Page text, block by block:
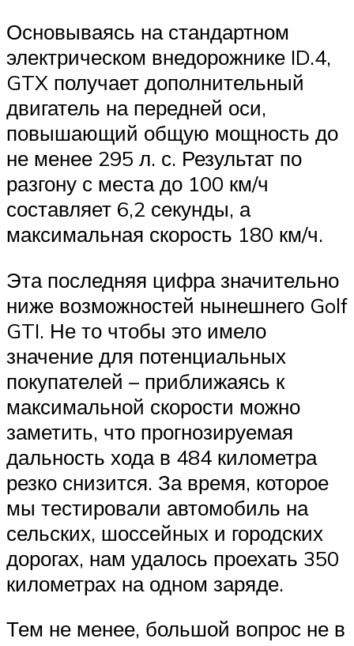
Основываясь на стандартном
электрическом внедорожнике ID.4,
GTX получает дополнительный
двигатель на передней оси,
повышающий общую мощность до
не менее 295 л. с. Результат по
разгону с места до 100 км/ч
составляет 6,2 секунды, а
максимальная скорость 180 км/ч.
Эта последняя цифра значительно
ниже возможностей нынешнего Golf
GTI. Не то чтобы это имело
значение для потенциальных
покупателей – приближаясь к
максимальной скорости можно
заметить, что прогнозируемая
дальность хода в 484 километра
резко снизится. За время, которое
мы тестировали автомобиль на
сельских, шоссейных и городских
дорогах, нам удалось проехать 350
километрах на одном заряде.
Тем не менее, большой вопрос не в